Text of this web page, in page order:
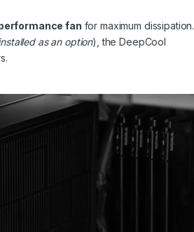
fan for maximum dissipation.
as an option), the DeepCool